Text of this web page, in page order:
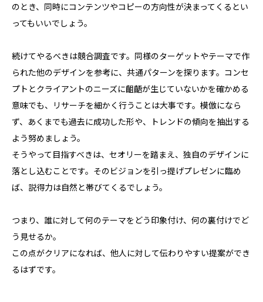
のとき、同時にコンテンツやコピーの方向性が決まってくるとい
ってもいいでしょう。
続けてやるべきは競合調査です。同様のターゲットやテーマで作
られた他のデザインを参考に、共通パターンを探ります。コンセ
プトとクライアントのニーズに齟齬が生じていないかを確かめる
意味でも、リサーチを細かく行うことは大事です。模倣になら
ず、あくまでも過去に成功した形や、トレンドの傾向を抽出する
よう努めましょう。
そうやって目指すべきは、セオリーを踏まえ、独自のデザインに
落とし込むことです。そのビジョンを引っ提げプレゼンに臨め
ば、説得力は自然と帯びてくるでしょう。
つまり、誰に対して何のテーマをどう印象付け、何の裏付けでど
う見せるか。
この点がクリアになれば、他人に対して伝わりやすい提案ができ
るはずです。